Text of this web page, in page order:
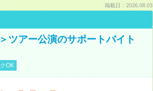
掲載日：2026.08.03
ツアー公演のサポートバイト
OK